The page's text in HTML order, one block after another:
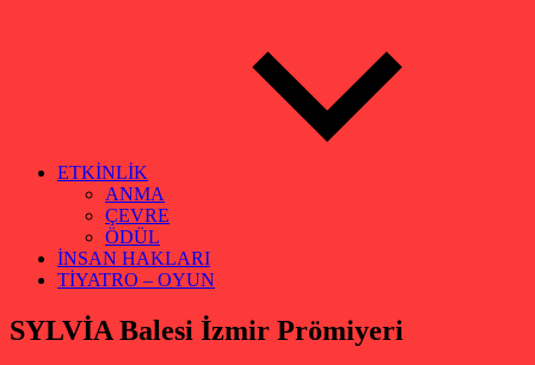
ETKİNLİK
ANMA
ÇEVRE
ÖDÜL
İNSAN HAKLARI
TİYATRO – OYUN
SYLVİA Balesi İzmir Prömiyeri